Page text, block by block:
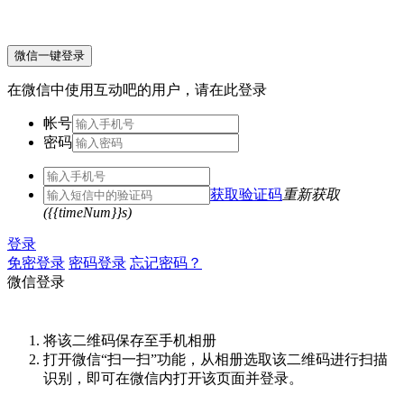
微信一键登录
在微信中使用互动吧的用户，请在此登录
帐号
密码
获取验证码重新获取
({{timeNum}}s)
登录
免密登录 密码登录 忘记密码？
微信登录
将该二维码保存至手机相册
打开微信“扫一扫”功能，从相册选取该二维码进行扫描
识别，即可在微信内打开该页面并登录。